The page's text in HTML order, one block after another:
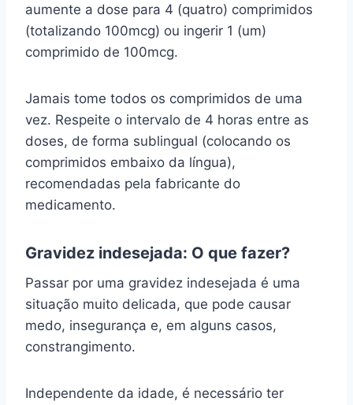
aumente a dose para 4 (quatro) comprimidos
(totalizando 100mcg) ou ingerir 1 (um)
comprimido de 100mcg.
Jamais tome todos os comprimidos de uma
vez. Respeite o intervalo de 4 horas entre as
doses, de forma sublingual (colocando os
comprimidos embaixo da língua),
recomendadas pela fabricante do
medicamento.
Gravidez indesejada: O que fazer?
Passar por uma gravidez indesejada é uma
situação muito delicada, que pode causar
medo, insegurança e, em alguns casos,
constrangimento.
Independente da idade, é necessário ter